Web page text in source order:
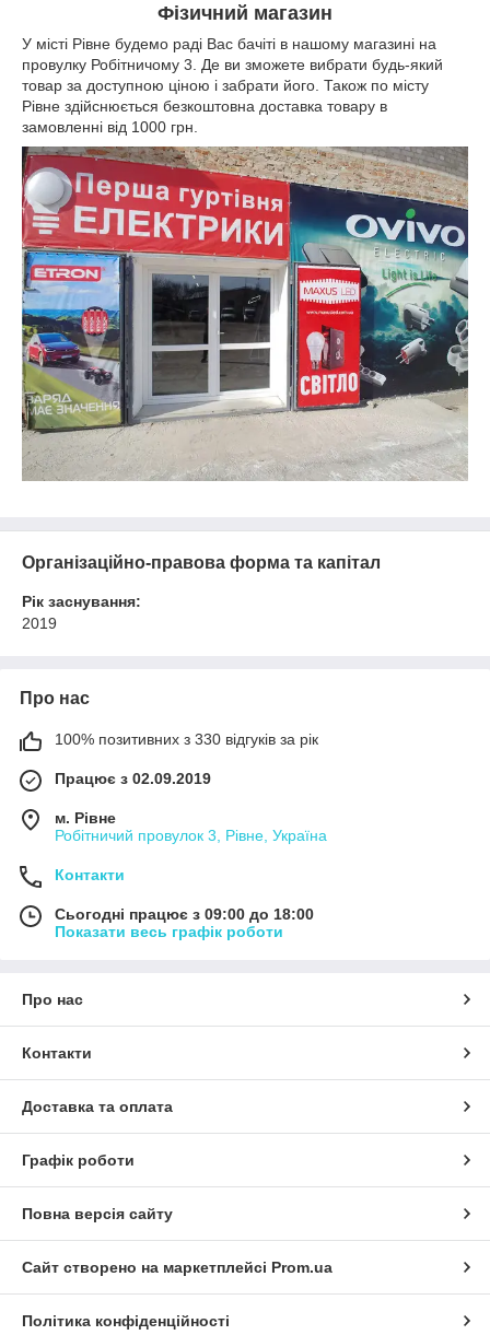
Фізичний магазин
У місті Рівне будемо раді Вас бачіті в нашому магазині на
провулку Робітничому 3. Де ви зможете вибрати будь-який
товар за доступною ціною і забрати його. Також по місту
Рівне здійснюється безкоштовна доставка товару в
замовленні від 1000 грн.
Організаційно-правова форма та капітал
Рік заснування:
2019
Про нас
100% позитивних з 330 відгуків за рік
Працює з 02.09.2019
м. Рівне
Робітничий провулок 3, Рівне, Україна
Контакти
Сьогодні працює з 09:00 до 18:00
Показати весь графік роботи
Про нас
Контакти
Доставка та оплата
Графік роботи
Повна версія сайту
Сайт створено на маркетплейсі Prom.ua
Політика конфіденційності